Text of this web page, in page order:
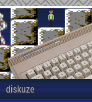
diskuze